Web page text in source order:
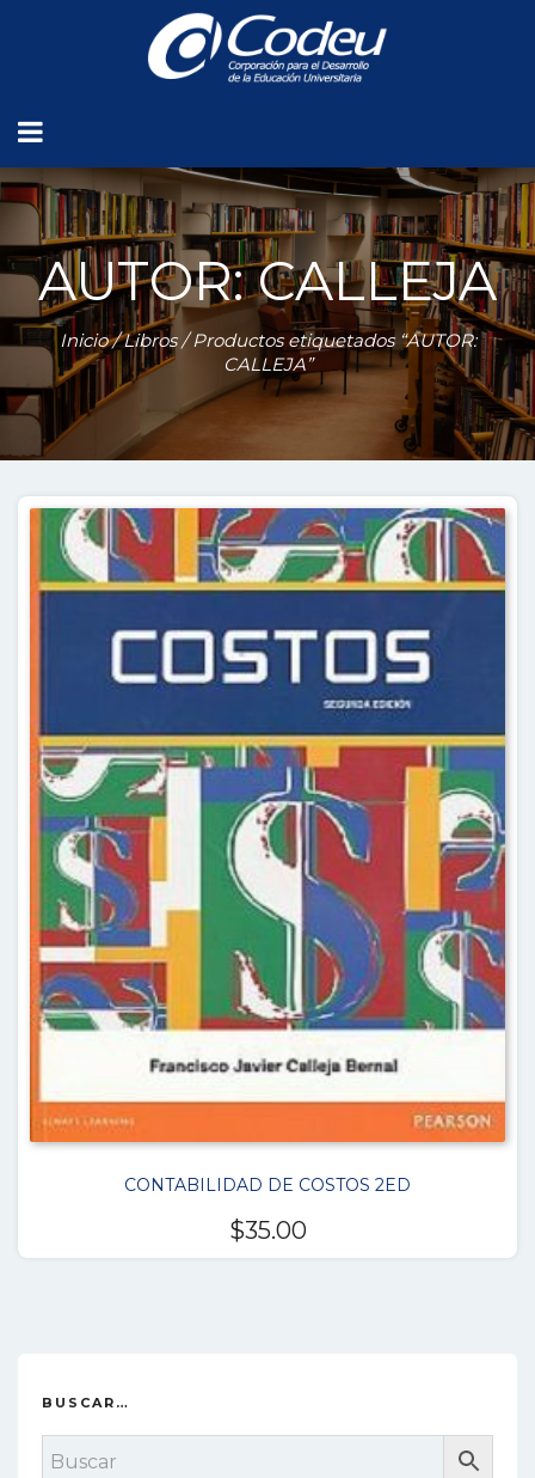
AUTOR: CALLEJA
Inicio/Libros/ Productos etiquetados “AUTOR:
CALLEJA”
CONTABILIDAD DE COSTOS 2ED
$35.00
BUSCAR…